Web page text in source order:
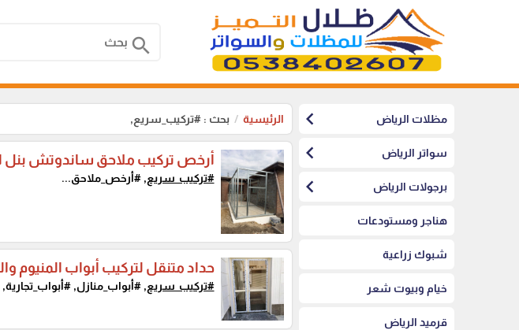
search
مظلات الرياض chevron_left
سواتر الرياض chevron_left
برجولات الرياض chevron_left
هناجر ومستودعات
شبوك زراعية
خيام وبيوت شعر
قرميد الرياض
الرئيسية بحث : #تركيب_سريع,
أرخص تركيب ملاحق ساندوتش بنل
#تركيب_سريع, #أرخص_ملاحق...
حداد متنقل لتركيب أبواب المنيوم
#تركيب_سريع, #أبواب_منازل,